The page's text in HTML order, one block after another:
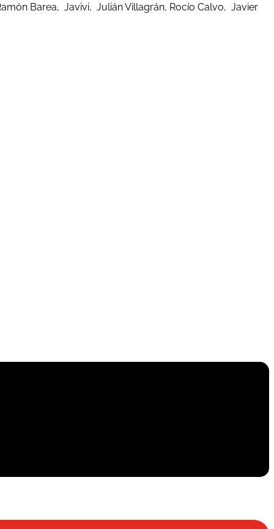
Barea, Javivi, Julián Villagrán, Rocío Calvo, Javier